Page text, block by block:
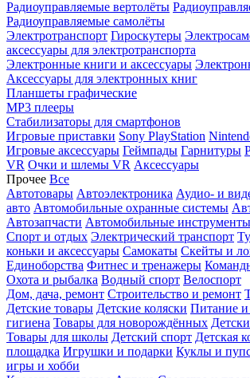
Радиоуправляемые вертолёты
Радиоуправляемые самолёты
Электротранспорт Гироскутеры
аксессуары для электротранспорта
Электронные книги и аксессуары
Аксессуары для электронных книг
Планшеты графические
MP3 плееры
Стабилизаторы для смартфонов
Игровые приставки Sony PlayStation
Игровые аксессуары Геймпады Гарнитуры
VR Очки и шлемы VR Аксессуары
Прочее Все
Автотовары Автоэлектроника Аудио- и
авто Автомобильные охранные системы
Автозапчасти Автомобильные инструменты
Спорт и отдых Электрический транспорт
коньки и аксессуары Самокаты Скейты и
Единоборства Фитнес и тренажеры
Охота и рыбалка Водный спорт Велоспорт
Дом, дача, ремонт Строительство и ремонт
Детские товары Детские коляски Питание
гигиена Товары для новорождённых
Товары для школы Детский спорт Детская
площадка Игрушки и подарки Куклы и
игры и хобби